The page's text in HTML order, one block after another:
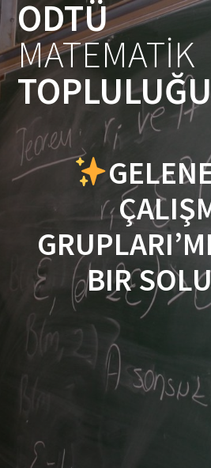
Skip
ODTÜ
MATEMATİK
TOPLULUĞU
BIR